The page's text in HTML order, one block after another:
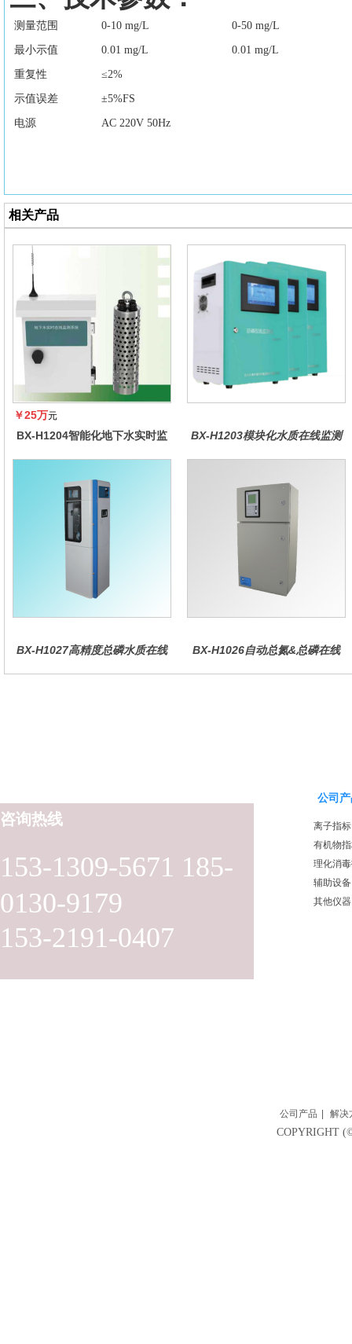
测量范围 0-10 mg/L 0-50 mg/L
最小示值 0.01 mg/L 0.01 mg/L
重复性 ≤2%
示值误差 ±5%FS
电源 AC 220V 50Hz
相关产品
￥25万元
BX-H1204智能化地下水实时监
BX-H1203模块化水质在线监测
BX-H1027高精度总磷水质在线
BX-H1026自动总氮&总磷在线
153-1309-5671 185-
0130-9179
153-2191-0407
咨询热线
公司
离子指标
有机物
理化消
辅助设备
其他仪器
公司产品 解决
COPYRIGHT